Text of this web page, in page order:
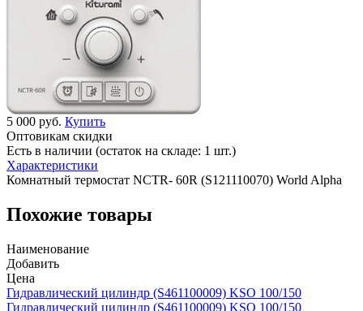
5 000 руб. Купить
Оптовикам скидки
Есть в наличии (остаток на складе: 1 шт.)
Характеристики
Комнатный термостат NCTR- 60R (S121110070) World Alpha
Похожие товары
Наименование
Добавить
Цена
Гидравлический цилиндр (S461100009) KSO 100/150
Гидравлический цилиндр (S461100009) KSO 100/150